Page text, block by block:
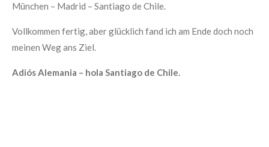
München – Madrid – Santiago de Chile.
Vollkommen fertig, aber glücklich fand ich am Ende doch noch
meinen Weg ans Ziel.
Adiós Alemania – hola Santiago de Chile.